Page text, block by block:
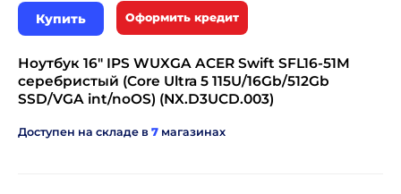
Купить Оформить кредит
Ноутбук 16" IPS WUXGA ACER Swift SFL16-51M
серебристый (Core Ultra 5 115U/16Gb/512Gb
SSD/VGA int/noOS) (NX.D3UCD.003)
Доступен на складе в 7 магазинах